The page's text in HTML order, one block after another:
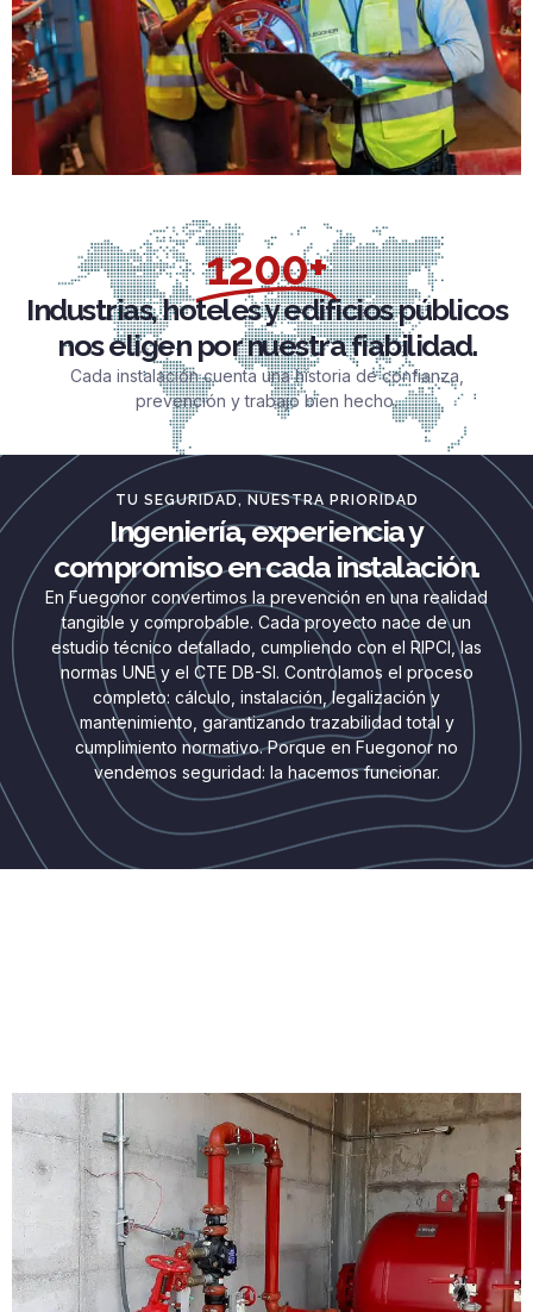
1200+
Industrias, hoteles y edificios públicos
nos eligen por nuestra fiabilidad.
Cada instalación cuenta una historia de confianza,
prevención y trabajo bien hecho.
TU SEGURIDAD, NUESTRA PRIORIDAD
Ingeniería, experiencia y
compromiso en cada instalación.
En Fuegonor convertimos la prevención en una realidad
tangible y comprobable. Cada proyecto nace de un
estudio técnico detallado, cumpliendo con el RIPCI, las
normas UNE y el CTE DB-SI. Controlamos el proceso
completo: cálculo, instalación, legalización y
mantenimiento, garantizando trazabilidad total y
cumplimiento normativo. Porque en Fuegonor no
vendemos seguridad: la hacemos funcionar.